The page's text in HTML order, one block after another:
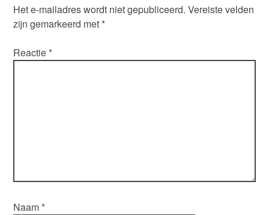
Het e-mailadres wordt niet gepubliceerd. Vereiste velden
zijn gemarkeerd met *
Reactie *
Naam *